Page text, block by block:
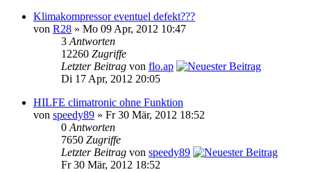
Klimakompressor eventuel defekt???
von R28 » Mo 09 Apr, 2012 10:47
3 Antworten
12260 Zugriffe
Letzter Beitrag von flo.ap
Di 17 Apr, 2012 20:05
HILFE climatronic ohne Funktion
von speedy89 » Fr 30 Mär, 2012 18:52
0 Antworten
7650 Zugriffe
Letzter Beitrag von speedy89
Fr 30 Mär, 2012 18:52